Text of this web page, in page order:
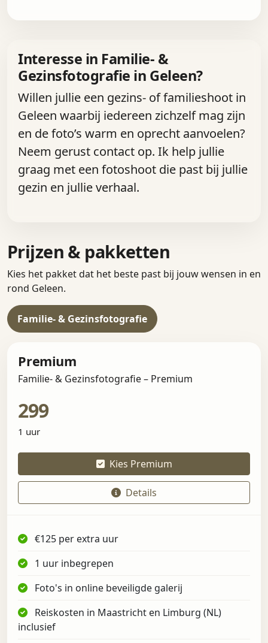
Interesse in Familie- &
Gezinsfotografie in Geleen?
Willen jullie een gezins- of familieshoot in
Geleen waarbij iedereen zichzelf mag zijn
en de foto’s warm en oprecht aanvoelen?
Neem gerust contact op. Ik help jullie
graag met een fotoshoot die past bij jullie
gezin en jullie verhaal.
Prijzen & pakketten
Kies het pakket dat het beste past bij jouw wensen in en
rond Geleen.
Familie- & Gezinsfotografie
Premium
Familie- & Gezinsfotografie – Premium
299
1 uur
Kies Premium
Details
€125 per extra uur
1 uur inbegrepen
Foto's in online beveiligde galerij
Reiskosten in Maastricht en Limburg (NL)
inclusief